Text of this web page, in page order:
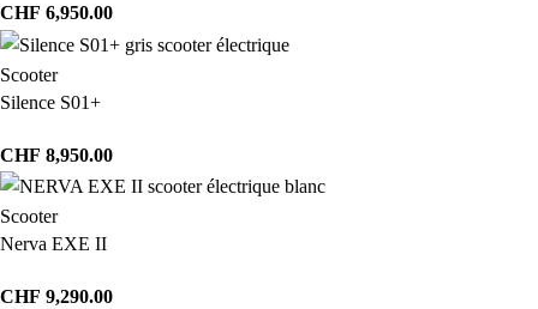
CHF 6,950.00
Scooter
Silence S01+
CHF 8,950.00
Scooter
Nerva EXE II
CHF 9,290.00